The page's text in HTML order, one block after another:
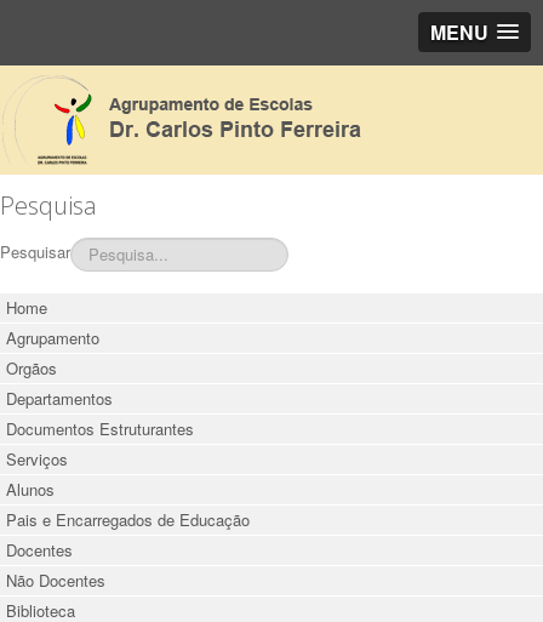
MENU
Pesquisa
Pesquisar
Home
Agrupamento
Orgãos
Departamentos
Documentos Estruturantes
Serviços
Alunos
Pais e Encarregados de Educação
Docentes
Não Docentes
Biblioteca